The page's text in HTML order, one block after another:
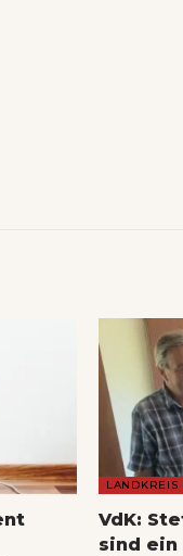
LANDKREIS
VdK:
sind ein